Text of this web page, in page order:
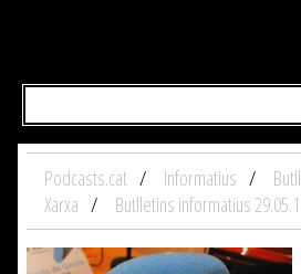
Podcasts.cat Informatius
Xarxa
Butlletins informatius